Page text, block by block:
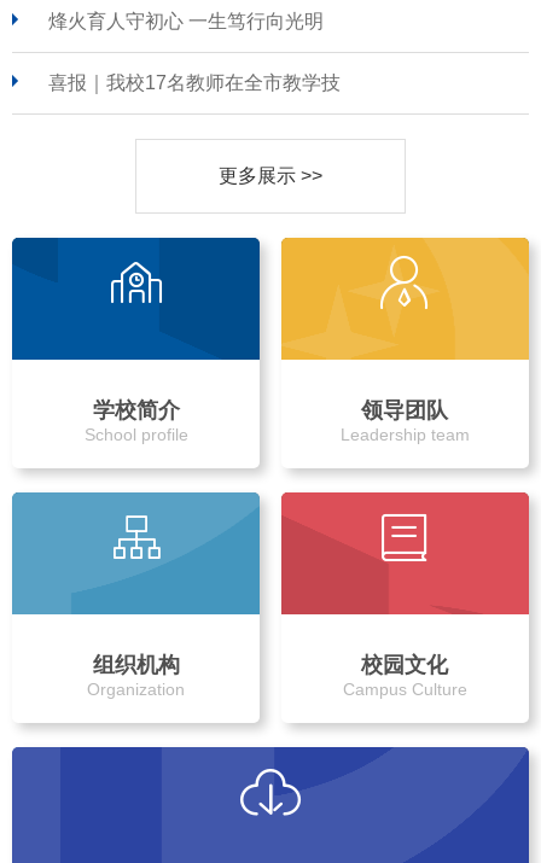
烽火育人守初心 一生笃行向光明
喜报｜我校17名教师在全市教学技
更多展示 >>
学校简介
School profile
领导团队
Leadership team
组织机构
Organization
校园文化
Campus Culture